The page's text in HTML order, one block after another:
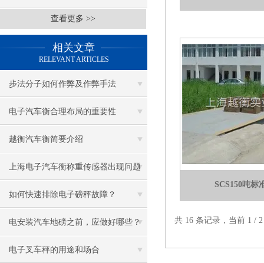
查看更多 >>
相关文章
RELEVANT ARTICLES
步法分子如何作弊及作弊手法
电子汽车衡合理布局的重要性
越衡汽车衡简要介绍
上海电子汽车衡称重传感器出现问题
怎么办
如何快速排除电子磅秤故障？
电安装汽车地磅之前，应做好哪些？
电子叉车秤的用途和场合
SCS150吨标
共 16 条记录，当前 1